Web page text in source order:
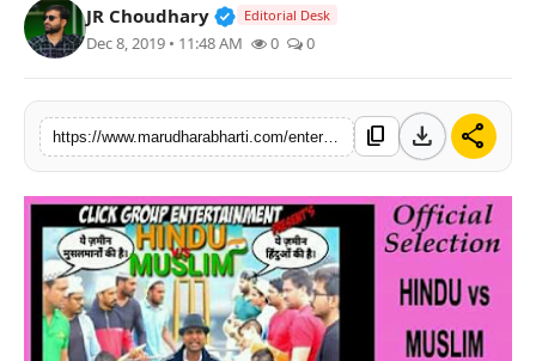
वीडियो JR Choudhary Verified Public Figure • 30 Mar,
Editorial Desk
Dec 8, 2019 • 11:48 AM 0 0
https://www.marudharabharti.com/entertainment/vs content_copy download share